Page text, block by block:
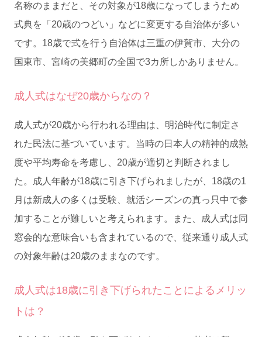
名称のままだと、その対象が18歳になってしまうため
式典を「20歳のつどい」などに変更する自治体が多い
です。18歳で式を行う自治体は三重の伊賀市、大分の
国東市、宮崎の美郷町の全国で3カ所しかありません。
成人式はなぜ20歳からなの？
成人式が20歳から行われる理由は、明治時代に制定さ
れた民法に基づいています。当時の日本人の精神的成熟
度や平均寿命を考慮し、20歳が適切と判断されまし
た。成人年齢が18歳に引き下げられましたが、18歳の1
月は新成人の多くは受験、就活シーズンの真っ只中で参
加することが難しいと考えられます。また、成人式は同
窓会的な意味合いも含まれているので、従来通り成人式
の対象年齢は20歳のままなのです。
成人式は18歳に引き下げられたことによるメリッ
トは？